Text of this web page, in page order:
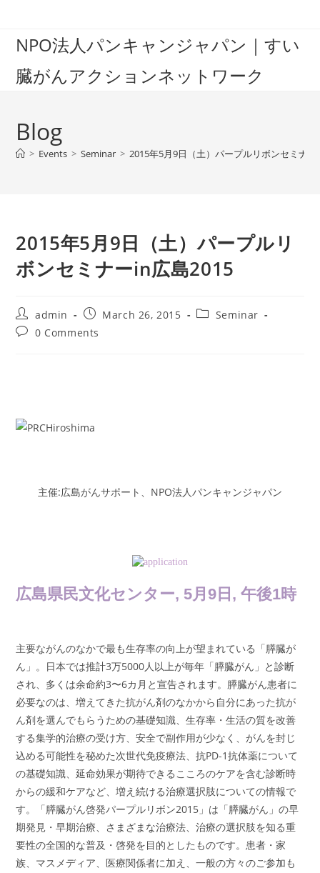
contentNPO法人パンキャンジャパン｜すい
臓がんアクションネットワーク
Blog
> Events > Seminar > 2015年5月9日（土）パープルリボンセミナ
2015年5月9日（土）パープルリ
ボンセミナーin広島2015
Post
author:
admin
Post
published:
March 26, 2015
PostSeminar
Post0 Comments
主催:広島がんサポート、NPO法人パンキャンジャパン
広島県民文化センター, 5月9日, 午後1時
主要ながんのなかで最も生存率の向上が望まれている「膵臓が
ん」。日本では推計3万5000人以上が毎年「膵臓がん」と診断
され、多くは余命約3〜6カ月と宣告されます。膵臓がん患者に
必要なのは、増えてきた抗がん剤のなかから自分にあった抗が
ん剤を選んでもらうための基礎知識、生存率・生活の質を改善
する集学的治療の受け方、安全で副作用が少なく、がんを封じ
込める可能性を秘めた次世代免疫療法、抗PD-1抗体薬について
の基礎知識、延命効果が期待できるこころのケアを含む診断時
からの緩和ケアなど、増え続ける治療選択肢についての情報で
す。「膵臓がん啓発パープルリボン2015」は「膵臓がん」の早
期発見・早期治療、さまざまな治療法、治療の選択肢を知る重
要性の全国的な普及・啓発を目的としたものです。患者・家
族、マスメディア、医療関係者に加え、一般の方々のご参加も